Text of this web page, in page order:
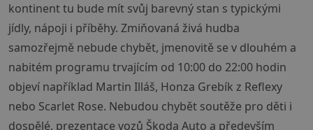
kontinent tu bude mít svůj barevný stan s typickými
jídly, nápoji i příběhy. Zmiňovaná živá hudba
samozřejmě nebude chybět, jmenovitě se v dlouhém a
nabitém programu trvajícím od 10:00 do 22:00 hodin
objeví například Martin Illáš, Honza Grebík z Reflexy
nebo Scarlet Rose. Nebudou chybět soutěže pro děti i
dospělé, prezentace vozů Škoda Auto a především